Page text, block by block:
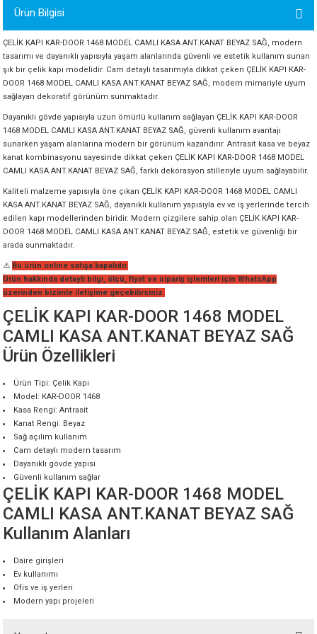
TAŞLAR
MAKİNALARI
VE KAŞIKLIKLAR
Ürün Bilgisi
ÇELİK KAPI KAR-DOOR 1468 MODEL CAMLI KASA ANT.KANAT BEYAZ SAĞ, modern
tasarımı ve dayanıklı yapısıyla yaşam alanlarında güvenli ve estetik kullanım sunan
şık bir çelik kapı modelidir. Cam detaylı tasarımıyla dikkat çeken ÇELİK KAPI KAR-
DOOR 1468 MODEL CAMLI KASA ANT.KANAT BEYAZ SAĞ, modern mimariyle uyum
sağlayan dekoratif görünüm sunmaktadır.
Dayanıklı gövde yapısıyla uzun ömürlü kullanım sağlayan ÇELİK KAPI KAR-DOOR
1468 MODEL CAMLI KASA ANT.KANAT BEYAZ SAĞ, güvenli kullanım avantajı
sunarken yaşam alanlarına modern bir görünüm kazandırır. Antrasit kasa ve beyaz
kanat kombinasyonu sayesinde dikkat çeken ÇELİK KAPI KAR-DOOR 1468 MODEL
CAMLI KASA ANT.KANAT BEYAZ SAĞ, farklı dekorasyon stilleriyle uyum sağlayabilir.
Kaliteli malzeme yapısıyla öne çıkan ÇELİK KAPI KAR-DOOR 1468 MODEL CAMLI
KASA ANT.KANAT BEYAZ SAĞ, dayanıklı kullanım yapısıyla ev ve iş yerlerinde tercih
edilen kapı modellerinden biridir. Modern çizgilere sahip olan ÇELİK KAPI KAR-
DOOR 1468 MODEL CAMLI KASA ANT.KANAT BEYAZ SAĞ, estetik ve güvenliği bir
arada sunmaktadır.
⚠️ Bu ürün online satışa kapalıdır.
Ürün hakkında detaylı bilgi, ölçü, fiyat ve sipariş işlemleri için WhatsApp
üzerinden bizimle iletişime geçebilirsiniz.
ÇELİK KAPI KAR-DOOR 1468 MODEL
CAMLI KASA ANT.KANAT BEYAZ SAĞ
Ürün Özellikleri
Ürün Tipi: Çelik Kapı
Model: KAR-DOOR 1468
Kasa Rengi: Antrasit
Kanat Rengi: Beyaz
Sağ açılım kullanım
Cam detaylı modern tasarım
Dayanıklı gövde yapısı
Güvenli kullanım sağlar
ÇELİK KAPI KAR-DOOR 1468 MODEL
CAMLI KASA ANT.KANAT BEYAZ SAĞ
Kullanım Alanları
Daire girişleri
Ev kullanımı
Ofis ve iş yerleri
Modern yapı projeleri